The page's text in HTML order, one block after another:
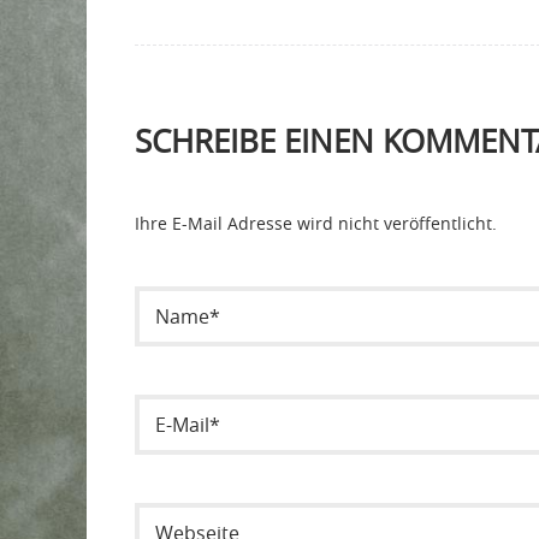
SCHREIBE EINEN
Ihre E-Mail Adresse wird nicht veröffentlicht.